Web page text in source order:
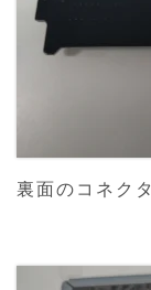
裏面のコネク